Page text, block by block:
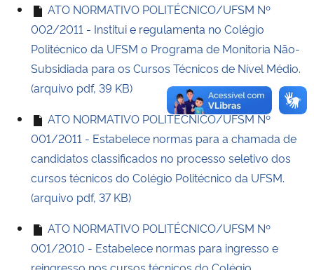
ATO NORMATIVO POLITÉCNICO/UFSM Nº
002/2011 - Institui e regulamenta no Colégio
Politécnico da UFSM o Programa de Monitoria Não-
Subsidiada para os Cursos Técnicos de Nível Médio.
(arquivo pdf, 39 KB)
ATO NORMATIVO POLITÉCNICO/UFSM Nº
001/2011 - Estabelece normas para a chamada de
candidatos classificados no processo seletivo dos
cursos técnicos do Colégio Politécnico da UFSM.
(arquivo pdf, 37 KB)
ATO NORMATIVO POLITÉCNICO/UFSM Nº
001/2010 - Estabelece normas para ingresso e
reingresso nos cursos técnicos do Colégio